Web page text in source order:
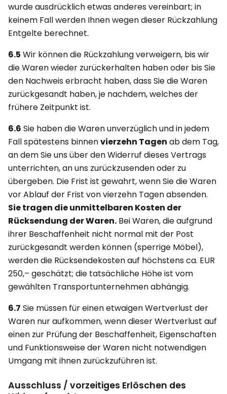
wurde ausdrücklich etwas anderes vereinbart; in
keinem Fall werden Ihnen wegen dieser Rückzahlung
Entgelte berechnet.
6.5 Wir können die Rückzahlung verweigern, bis wir
die Waren wieder zurückerhalten haben oder bis Sie
den Nachweis erbracht haben, dass Sie die Waren
zurückgesandt haben, je nachdem, welches der
frühere Zeitpunkt ist.
6.6 Sie haben die Waren unverzüglich und in jedem
Fall spätestens binnenvierzehn Tagen ab dem Tag,
an dem Sie uns über den Widerruf dieses Vertrags
unterrichten, an uns zurückzusenden oder zu
übergeben. Die Frist ist gewahrt, wenn Sie die Waren
vor Ablauf der Frist von vierzehn Tagen absenden.
Sie tragen die unmittelbaren Kosten der
Rücksendung der Waren. Bei Waren, die aufgrund
ihrer Beschaffenheit nicht normal mit der Post
zurückgesandt werden können (sperrige Möbel),
werden die Rücksendekosten auf höchstens ca. EUR
250,– geschätzt; die tatsächliche Höhe ist vom
gewählten Transportunternehmen abhängig.
6.7 Sie müssen für einen etwaigen Wertverlust der
Waren nur aufkommen, wenn dieser Wertverlust auf
einen zur Prüfung der Beschaffenheit, Eigenschaften
und Funktionsweise der Waren nicht notwendigen
Umgang mit ihnen zurückzuführen ist.
Ausschluss / vorzeitiges Erlöschen des